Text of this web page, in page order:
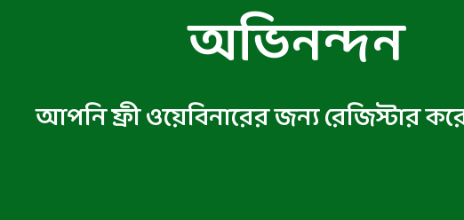
অভিনন্দন
আপনি ফ্রী ওয়েবিনারের জন্য রেজিস্টার